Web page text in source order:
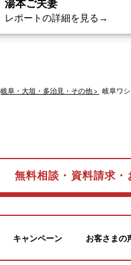
レポートの詳細を見る→
岐阜・大垣・多治見・その他 岐阜ワ
無料相談・資料請求・
キャンペーン お客さまの